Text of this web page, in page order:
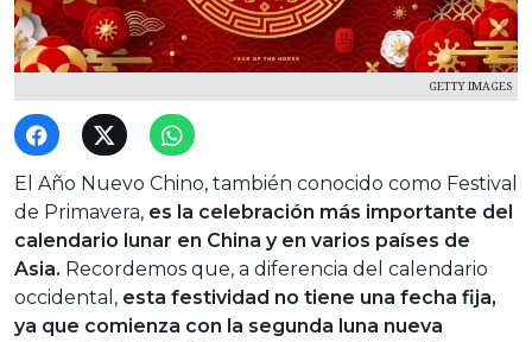
GETTY IMAGES
El Año Nuevo Chino, también conocido como Festival
de Primavera, es la celebración más importante del
calendario lunar en China y en varios países de
Asia. Recordemos que, a diferencia del calendario
occidental, esta festividad no tiene una fecha fija,
ya que comienza con la segunda luna nueva